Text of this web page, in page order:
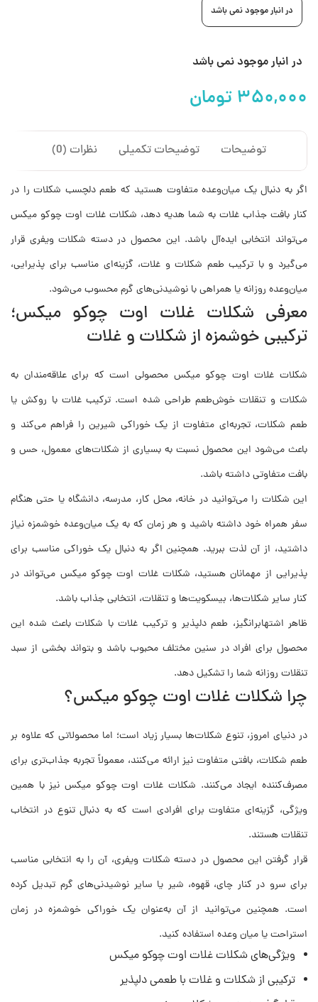
در انبار موجود نمی باشد
در انبار موجود نمی باشد
تومان
توضیحات توضیحات تکمیلی نظرات (0)
اگر به دنبال یک میان‌وعده متفاوت هستید که طعم دلچسب شکلات را در
کنار بافت جذاب غلات به شما هدیه دهد، شکلات غلات اوت چوکو میکس
می‌تواند انتخابی ایده‌آل باشد. این محصول در دسته شکلات ویفری قرار
می‌گیرد و با ترکیب طعم شکلات و غلات، گزینه‌ای مناسب برای پذیرایی،
میان‌وعده روزانه یا همراهی با نوشیدنی‌های گرم محسوب می‌شود.
معرفی شکلات غلات اوت چوکو میکس؛
ترکیبی خوشمزه از شکلات و غلات
شکلات غلات اوت چوکو میکس محصولی است که برای علاقه‌مندان به
شکلات و تنقلات خوش‌طعم طراحی شده است. ترکیب غلات با روکش یا
طعم شکلات، تجربه‌ای متفاوت از یک خوراکی شیرین را فراهم می‌کند و
باعث می‌شود این محصول نسبت به بسیاری از شکلات‌های معمول، حس و
بافت متفاوتی داشته باشد.
این شکلات را می‌توانید در خانه، محل کار، مدرسه، دانشگاه یا حتی هنگام
سفر همراه خود داشته باشید و هر زمان که به یک میان‌وعده خوشمزه نیاز
داشتید، از آن لذت ببرید. همچنین اگر به دنبال یک خوراکی مناسب برای
پذیرایی از مهمانان هستید، شکلات غلات اوت چوکو میکس می‌تواند در
کنار سایر شکلات‌ها، بیسکویت‌ها و تنقلات، انتخابی جذاب باشد.
ظاهر اشتهابرانگیز، طعم دلپذیر و ترکیب غلات با شکلات باعث شده این
محصول برای افراد در سنین مختلف محبوب باشد و بتواند بخشی از سبد
تنقلات روزانه شما را تشکیل دهد.
چرا شکلات غلات اوت چوکو میکس؟
در دنیای امروز، تنوع شکلات‌ها بسیار زیاد است؛ اما محصولاتی که علاوه بر
طعم شکلات، بافتی متفاوت نیز ارائه می‌کنند، معمولاً تجربه جذاب‌تری برای
مصرف‌کننده ایجاد می‌کنند. شکلات غلات اوت چوکو میکس نیز با همین
ویژگی، گزینه‌ای متفاوت برای افرادی است که به دنبال تنوع در انتخاب
تنقلات هستند.
قرار گرفتن این محصول در دسته شکلات ویفری، آن را به انتخابی مناسب
برای سرو در کنار چای، قهوه، شیر یا سایر نوشیدنی‌های گرم تبدیل کرده
است. همچنین می‌توانید از آن به‌عنوان یک خوراکی خوشمزه در زمان
استراحت یا میان وعده استفاده کنید.
ویژگی‌های شکلات غلات اوت چوکو میکس
ترکیبی از شکلات و غلات با طعمی دلپذیر